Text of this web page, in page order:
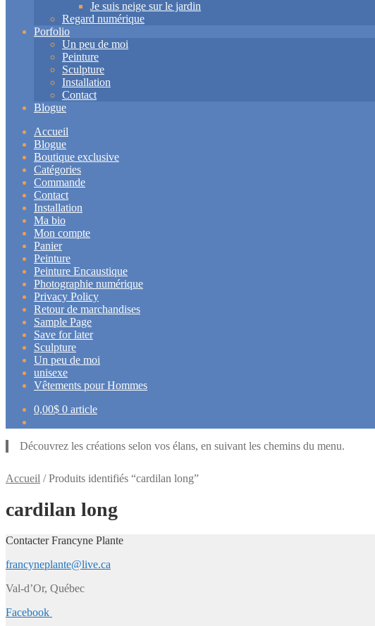
Je suis neige sur le jardin
Regard numérique
Porfolio
Un peu de moi
Peinture
Sculpture
Installation
Contact
Blogue
Accueil
Blogue
Boutique exclusive
Catégories
Commande
Contact
Installation
Ma bio
Mon compte
Panier
Peinture
Peinture Encaustique
Photographie numérique
Privacy Policy
Retour de marchandises
Sample Page
Save for later
Sculpture
Un peu de moi
unisexe
Vêtements pour Hommes
0,00$ 0 article
Découvrez les créations selon vos élans, en suivant les chemins du menu.
Accueil /Produits identifiés “cardilan long”
cardilan long
Contacter Francyne Plante
francyneplante@live.ca
Val-d’Or, Québec
Facebook